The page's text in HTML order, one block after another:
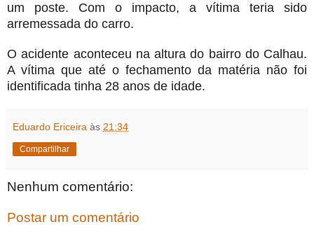
um poste. Com o impacto, a vítima teria sido
arremessada do carro.
O acidente aconteceu na altura do bairro do Calhau.
A vítima que até o fechamento da matéria não foi
identificada tinha 28 anos de idade.
Eduardo Ericeira às 21:34
Compartilhar
Nenhum comentário:
Postar um comentário